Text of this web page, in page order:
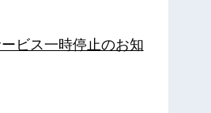
ビス一時停止のお知